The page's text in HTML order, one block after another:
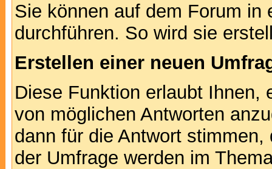
Sie können auf dem Forum in
durchführen. So wird sie
Erstellen einer neuen
Diese Funktion erlaubt Ihnen,
von möglichen Antworten
dann für die Antwort
der Umfrage werden im